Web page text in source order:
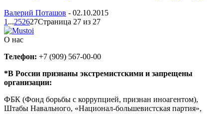
Валерий Поташов - 02.10.2015
1 ...252627Страница 27 из 27
О нас
Телефон: +7 (909) 567-00-00
*В России признаны экстремистскими и запрещены
организации:
ФБК (Фонд борьбы с коррупцией, признан иноагентом),
Штабы Навального, «Национал-большевистская партия»,